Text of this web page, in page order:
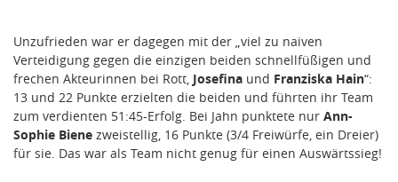
Unzufrieden war er dagegen mit der „viel zu naiven
Verteidigung gegen die einzigen beiden schnellfüßigen und
frechen Akteurinnen bei Rott, Josefina und Franziska Hain“:
13 und 22 Punkte erzielten die beiden und führten ihr Team
zum verdienten 51:45-Erfolg. Bei Jahn punktete nur Ann-
Sophie Biene zweistellig, 16 Punkte (3/4 Freiwürfe, ein Dreier)
für sie. Das war als Team nicht genug für einen Auswärtssieg!